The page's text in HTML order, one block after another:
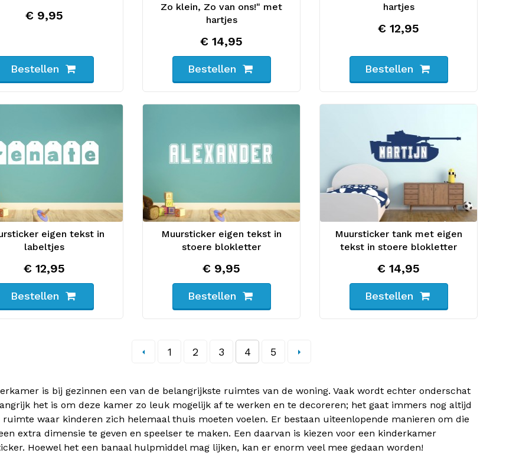
€ 9,95
Bestellen
Zo klein, Zo van ons!" met
hartjes
€ 14,95
Bestellen
hartjes
€ 12,95
Bestellen
eigen tekst in
labeltjes
€ 12,95
Bestellen
Muursticker eigen tekst in
stoere blokletter
€ 9,95
Bestellen
Muursticker tank met eigen
tekst in stoere blokletter
€ 14,95
Bestellen
1 2 3 4 5
is bij gezinnen een van de belangrijkste ruimtes van de woning. Vaak wordt echter onderschat
het is om deze kamer zo leuk mogelijk af te werken en te decoreren; het gaat immers nog altijd
ruimte waar kinderen zich helemaal thuis moeten voelen. Er bestaan uiteenlopende manieren om die
extra dimensie te geven en speelser te maken. Een daarvan is kiezen voor een kinderkamer
Hoewel het een banaal hulpmiddel mag lijken, kan er enorm veel mee gedaan worden!